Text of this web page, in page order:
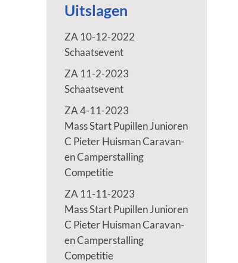
Uitslagen
ZA 10-12-2022
Schaatsevent
ZA 11-2-2023
Schaatsevent
ZA 4-11-2023
Mass Start Pupillen Junioren
C Pieter Huisman Caravan-
en Camperstalling
Competitie
ZA 11-11-2023
Mass Start Pupillen Junioren
C Pieter Huisman Caravan-
en Camperstalling
Competitie